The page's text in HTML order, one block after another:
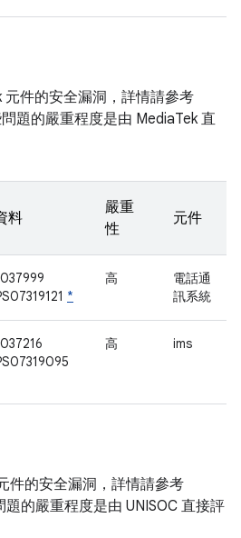
元件的安全漏洞，詳情請參考
題的嚴重程度是由 MediaTek 直
料
嚴重
性
元件
*
高
電話通
訊系統
高 ims
件的安全漏洞，詳情請參考
題的嚴重程度是由 UNISOC 直接評